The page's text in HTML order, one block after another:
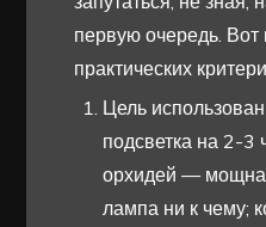
первую очередь. Вот
практических
Цель
подсветка на 2-3
орхидей —
лампа ни к чему;